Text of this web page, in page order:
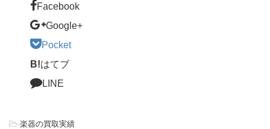
Facebook
Google+
Pocket
B!はてブ
LINE
-楽器の買取実績